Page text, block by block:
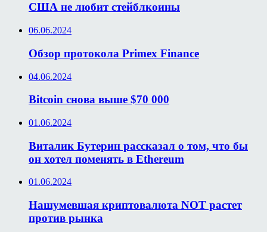
США не любит стейблкоины
06.06.2024
Обзор протокола Primex Finance
04.06.2024
Bitcoin снова выше $70 000
01.06.2024
Виталик Бутерин рассказал о том, что бы
он хотел поменять в Ethereum
01.06.2024
Нашумевшая криптовалюта NOT растет
против рынка